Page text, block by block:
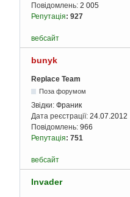
Повідомлень: 2 005
Репутація: 927
вебсайт
bunyk
Replace Team
Поза форумом
Звідки: Франик
Дата реєстрації: 24.07.2012
Повідомлень: 966
Репутація: 751
вебсайт
Invader